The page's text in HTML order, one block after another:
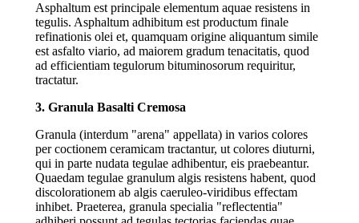
Asphaltum est principale elementum aquae resistens in
tegulis. Asphaltum adhibitum est productum finale
refinationis olei et, quamquam origine aliquantum simile
est asfalto viario, ad maiorem gradum tenacitatis, quod
ad efficientiam tegulorum bituminosorum requiritur,
tractatur.
3. Granula Basalti Cremosa
Granula (interdum "arena" appellata) in varios colores
per coctionem ceramicam tractantur, ut colores diuturni,
qui in parte nudata tegulae adhibentur, eis praebeantur.
Quaedam tegulae granulum algis resistens habent, quod
discolorationem ab algis caeruleo-viridibus effectam
inhibet. Praeterea, granula specialia "reflectentia"